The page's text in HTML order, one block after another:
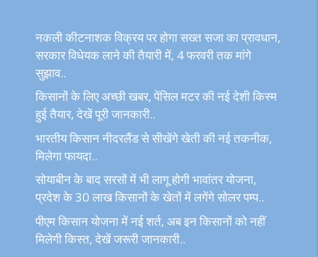
नकली कीटनाशक विक्रय पर होगा सख्त सजा का प्रावधान,
सरकार विधेयक लाने की तैयारी में, 4 फरवरी तक मांगे
सुझाव..
किसानों के लिए अच्छी खबर, पेंसिल मटर की नई देशी किस्म
हुई तैयार, देखें पूरी जानकारी..
भारतीय किसान नीदरलैंड से सीखेंगे खेती की नई तकनीक,
मिलेगा फायदा..
सोयाबीन के बाद सरसों में भी लागू होगी भावांतर योजना,
प्रदेश के 30 लाख किसानों के खेतों में लगेंगे सोलर पम्प..
पीएम किसान योजना में नई शर्त, अब इन किसानों को नहीं
मिलेगी किस्त, देखें जरूरी जानकारी..